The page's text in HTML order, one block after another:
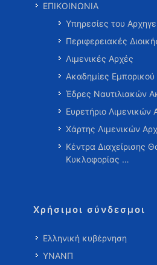
ΕΠΙΚΟΙΝΩΝΙΑ
Υπηρεσίες του
Περιφερειακές
Λιμενικές Αρχές
Ακαδημίες Εμπορικού
Έδρες Ναυτιλιακών
Ευρετήριο Λιμενικών
Χάρτης Λιμενικών
Κέντρα Διαχείρισης
Κυκλοφορίας …
Χρήσιμοι σύνδεσμοι
Ελληνική κυβέρνηση
ΥΝΑΝΠ